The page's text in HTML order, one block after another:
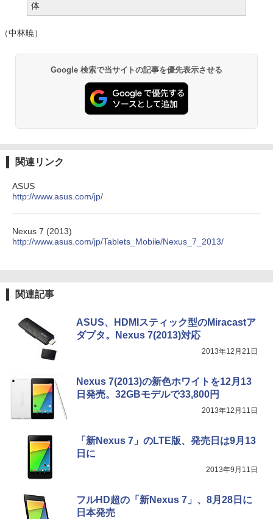
体
（中林暁）
Google 検索で当サイトの記事を優先表示させる
関連リンク
ASUS
http://www.asus.com/jp/
Nexus 7 (2013)
http://www.asus.com/jp/Tablets_Mobile/Nexus_7_2013/
関連記事
ASUS、HDMIスティック型のMiracastア
ダプタ。Nexus 7(2013)対応
2013年12月21日
Nexus 7(2013)の新色ホワイトを12月13
日発売。32GBモデルで33,800円
2013年12月11日
「新Nexus 7」のLTE版、発売日は9月13
日に
2013年9月11日
フルHD超の「新Nexus 7」、8月28日に
日本発売